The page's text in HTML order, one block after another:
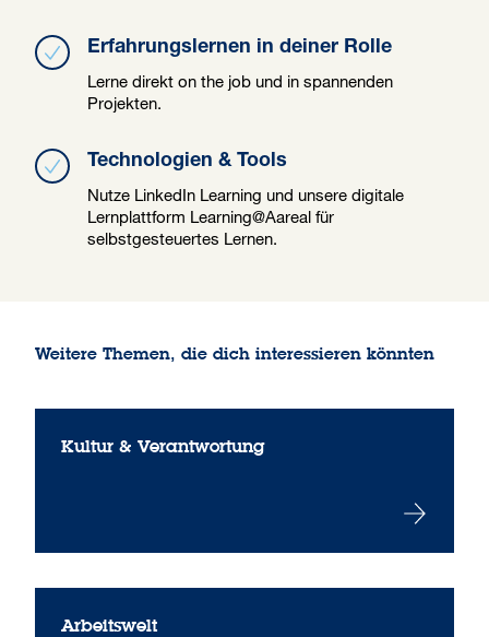
Erfahrungslernen in deiner Rolle
Lerne direkt on the job und in spannenden
Projekten.
Technologien & Tools
Nutze LinkedIn Learning und unsere digitale
Lernplattform Learning@Aareal für
selbstgesteuertes Lernen.
Weitere Themen, die dich interessieren könnten
Kultur & Verantwortung
Arbeitswelt